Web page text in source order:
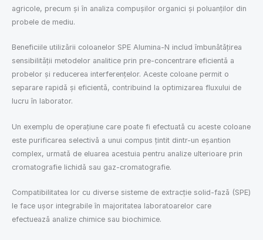
agricole, precum și în analiza compușilor organici și poluanților din
probele de mediu.
Beneficiile utilizării coloanelor SPE Alumina-N includ îmbunătățirea
sensibilității metodelor analitice prin pre-concentrare eficientă a
probelor și reducerea interferențelor. Aceste coloane permit o
separare rapidă și eficientă, contribuind la optimizarea fluxului de
lucru în laborator.
Un exemplu de operațiune care poate fi efectuată cu aceste coloane
este purificarea selectivă a unui compus țintit dintr-un eșantion
complex, urmată de eluarea acestuia pentru analize ulterioare prin
cromatografie lichidă sau gaz-cromatografie.
Compatibilitatea lor cu diverse sisteme de extracție solid-fază (SPE)
le face ușor integrabile în majoritatea laboratoarelor care
efectuează analize chimice sau biochimice.